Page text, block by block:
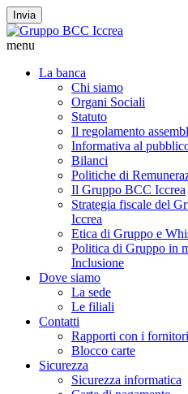
Invia
menu
La banca
Chi siamo
Organi Sociali
Statuto
Il regolamento
Informativa al
Bilanci
Politiche di
Il Gruppo BCC Iccrea
Strategia fiscale del
Iccrea
Etica di Gruppo e
Politica di Gruppo in
Inclusione
Dove siamo
La sede
Le filiali
Contatti
Rapporti con i fornitori
Blocco carte
Sicurezza
Sicurezza informatica